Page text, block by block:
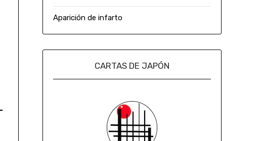
Aparición de infarto
CARTAS DE JAPÓN